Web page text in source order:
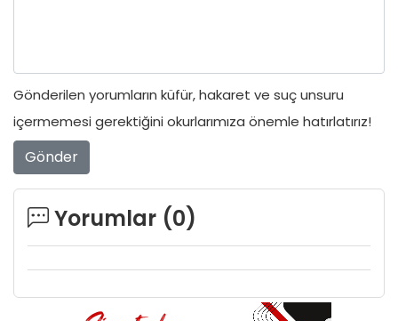
Gönderilen yorumların küfür, hakaret ve suç unsuru
içermemesi gerektiğini okurlarımıza önemle hatırlatırız!
Gönder
Yorumlar (0)